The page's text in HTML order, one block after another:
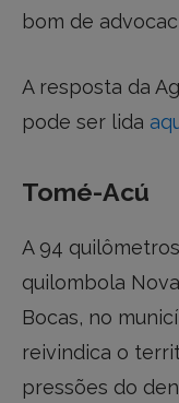
bom de
A resposta da
pode ser lida
Tomé-Acú
A 94
quilombola
Bocas, no
reivindica o
pressões do